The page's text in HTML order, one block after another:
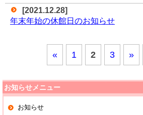
[2021.12.28]
年末年始の休館日のお知らせ
« 1 2 3 »
お知らせメニュー
お知らせ